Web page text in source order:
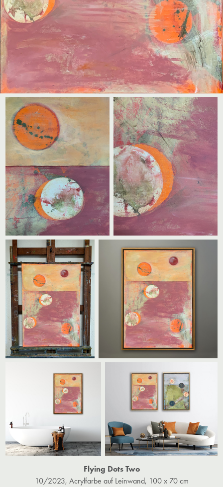
Flying Dots Two
10/2023, Acrylfarbe auf Leinwand, 100 x 70 cm